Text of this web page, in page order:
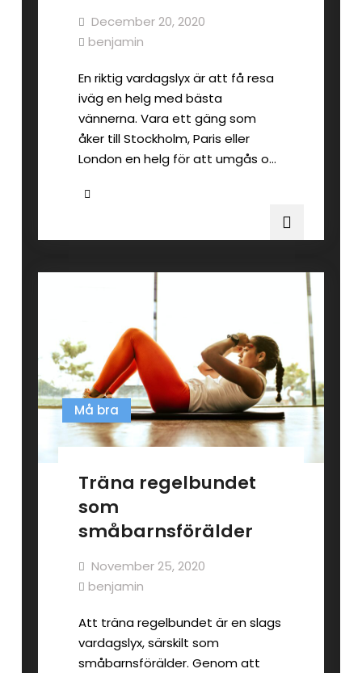
December 20, 2020
benjamin
En riktig vardagslyx är att få resa
iväg en helg med bästa
vännerna. Vara ett gäng som
åker till Stockholm, Paris eller
London en helg för att umgås o…
Må bra
Träna regelbundet
som
småbarnsförälder
November 25, 2020
benjamin
Att träna regelbundet är en slags
vardagslyx, särskilt som
småbarnsförälder. Genom att